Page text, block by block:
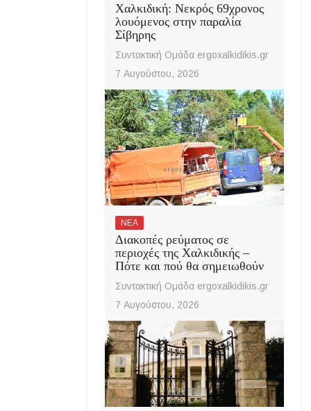
Χαλκιδική: Νεκρός 69χρονος
λουόμενος στην παραλία
Σίβηρης
Συντακτική Ομάδα ergoxalkidikis.gr
7 Αυγούστου, 2026
ΝΕΑ
Διακοπές ρεύματος σε
περιοχές της Χαλκιδικής –
Πότε και πού θα σημειωθούν
Συντακτική Ομάδα ergoxalkidikis.gr
7 Αυγούστου, 2026